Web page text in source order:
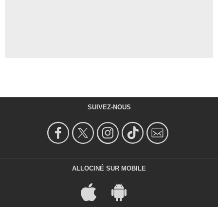
SUIVEZ-NOUS
ALLOCINÉ SUR MOBILE